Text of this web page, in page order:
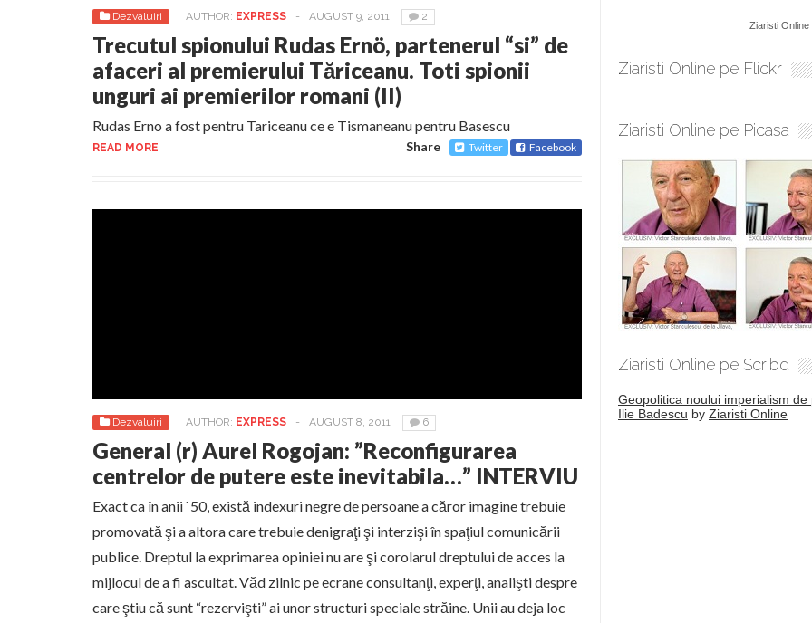
Dezvaluiri AUTHOR: EXPRESS - AUGUST 9, 2011 2
Trecutul spionului Rudas Ernö, partenerul “si” de
afaceri al premierului Tăriceanu. Toti spionii
unguri ai premierilor romani (II)
Rudas Erno a fost pentru Tariceanu ce e Tismaneanu pentru Basescu
READ MORE Share Twitter Facebook
Dezvaluiri AUTHOR: EXPRESS - AUGUST 8, 2011 6
General (r) Aurel Rogojan: ”Reconfigurarea
centrelor de putere este inevitabila…” INTERVIU
Exact ca în anii `50, există indexuri negre de persoane a căror imagine trebuie
promovată şi a altora care trebuie denigraţi şi interzişi în spaţiul comunicării
publice. Dreptul la exprimarea opiniei nu are şi corolarul dreptului de acces la
mijlocul de a fi ascultat. Văd zilnic pe ecrane consultanţi, experţi, analişti despre
care ştiu că sunt “rezervişti” ai unor structuri speciale străine. Unii au deja loc
Ziaristi Online
Ziaristi Online pe Flickr
Ziaristi Online pe Picasa
Ziaristi Online pe Scribd
Geopolitica noului imperialism de
Ilie Badescu by Ziaristi Online